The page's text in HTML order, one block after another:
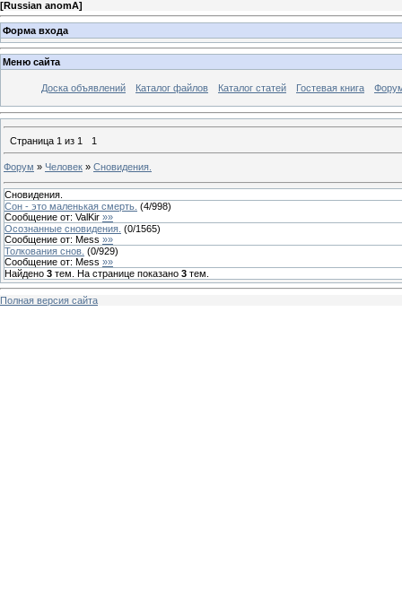
[Russian anomA]
Форма входа
Меню сайта
Доска объявлений Каталог файлов Каталог статей Гостевая книга
Страница 1 из 1 1
Форум » Человек » Сновидения.
Сновидения.
Сон - это маленькая смерть. (4/998)
Сообщение от: ValKir »»
Осознанные сновидения. (0/1565)
Сообщение от: Mess »»
Толкования снов. (0/929)
Сообщение от: Mess »»
Найдено 3 тем. На странице показано 3 тем.
Полная версия сайта